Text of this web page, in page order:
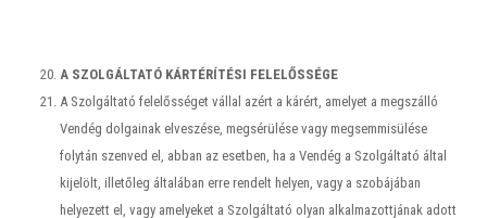
A SZOLGÁLTATÓ KÁRTÉRÍTÉSI FELELŐSSÉGE
A Szolgáltató felelősséget vállal azért a kárért, amelyet a megszálló
Vendég dolgainak elveszése, megsérülése vagy megsemmisülése
folytán szenved el, abban az esetben, ha a Vendég a Szolgáltató által
kijelölt, illetőleg általában erre rendelt helyen, vagy a szobájában
helyezett el, vagy amelyeket a Szolgáltató olyan alkalmazottjának adott